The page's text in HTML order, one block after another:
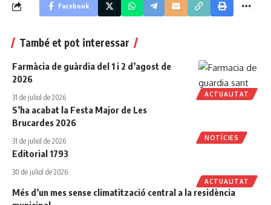
Facebook
També et pot interessar
ACTUALITAT
Farmàcia de guàrdia del 1 i 2 d’agost de
2026
31 de juliol de 2026
NOTÍCIES
S’ha acabat la Festa Major de Les
Brucardes 2026
31 de juliol de 2026
ACTUALITAT
Editorial 1793
30 de juliol de 2026
Més d’un mes sense climatització central a la residència